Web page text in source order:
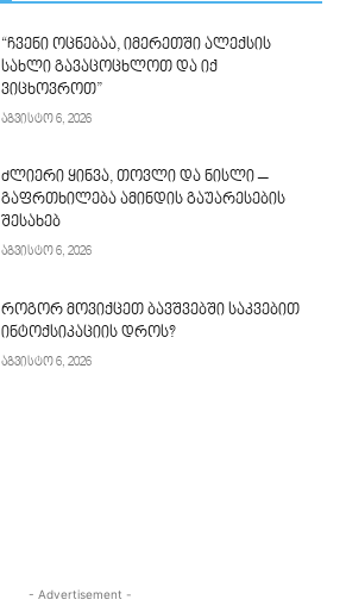
“ჩვენი ოცნებაა, იმერეთში ალექსის
სახლი გავაცოცხლოთ და იქ
ვიცხოვროთ”
აგვისტო 6, 2026
ძლიერი ყინვა, თოვლი და ნისლი –
გაფრთხილება ამინდის გაუარესების
შესახებ
აგვისტო 6, 2026
როგორ მოვიქცეთ ბავშვებში საკვებით
ინტოქსიკაციის დროს?
აგვისტო 6, 2026
- Advertisement -